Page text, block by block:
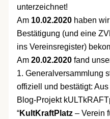
unterzeichnet!
Am 10.02.2020haben wir
Bestätigung (und eine
ins Vereinsregister)
Am 20.02.2020fand
1. Generalversammlung
offiziell und bestätigt:
Blog-Projekt
“KultKraftPlatz– Verein